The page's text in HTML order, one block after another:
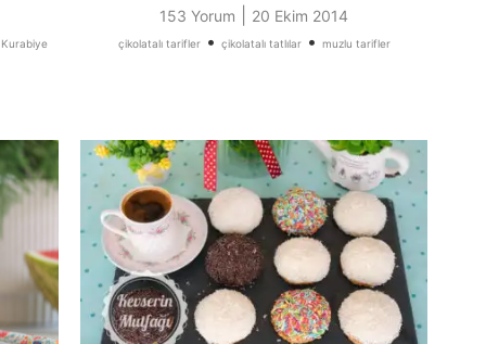
Kurabiye
153 Yorum 20 Ekim 2014
çikolatalı tarifler• çikolatalı tatlılar• muzlu tarifler